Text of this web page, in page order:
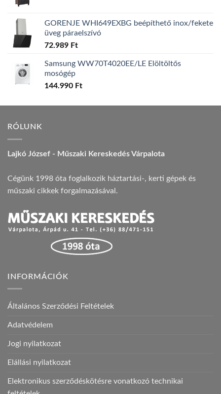
GORENJE WHI649EXBG beépíthető inox/fekete
üveg páraelszívó
72.989 Ft
Samsung WW70T4020EE/LE Elöltöltős
mosógép
144.990 Ft
RÓLUNK
Lajkó József - Műszaki Kereskedés Várpalota
Cégünk 1998 óta foglalkozik háztartási-, kerti gépek és
műszaki cikkek forgalmazásával.
INFORMÁCIÓK
Általános Szerződési Feltételek
Adatvédelem
Jogi nyilatkozat
Elállási nyilatkozat
Elektronikus szerződéskötésre vonatkozó technikai